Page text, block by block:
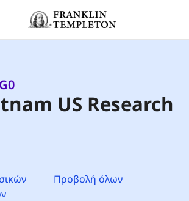
US Research
Προβολή όλων